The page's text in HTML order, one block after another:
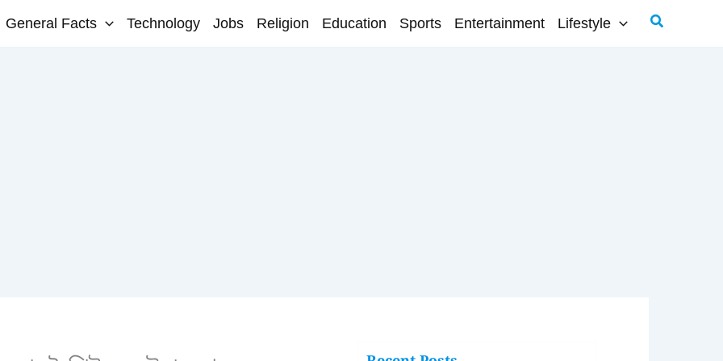
General Facts Technology Jobs Religion Education Sports Entertainment Lifestyle Search